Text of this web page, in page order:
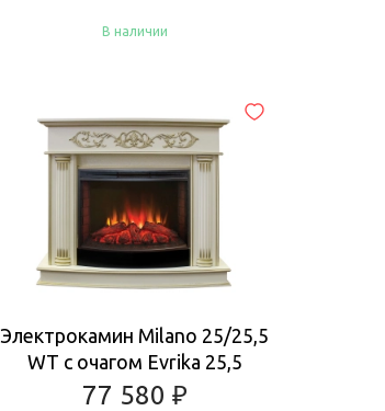
В наличии
Купить
Электрокамин Milano 25/25,5
WT с очагом Evrika 25,5
77 580 ₽